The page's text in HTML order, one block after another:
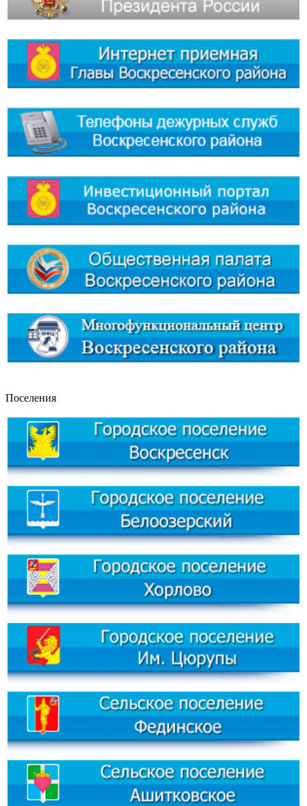
Поселения